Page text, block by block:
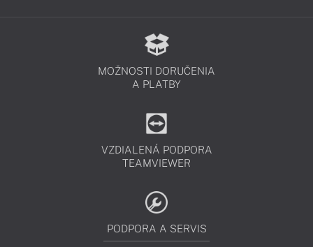
MOŽNOSTI DORUČENIA
A PLATBY
VZDIALENÁ PODPORA
TEAMVIEWER
PODPORA A SERVIS